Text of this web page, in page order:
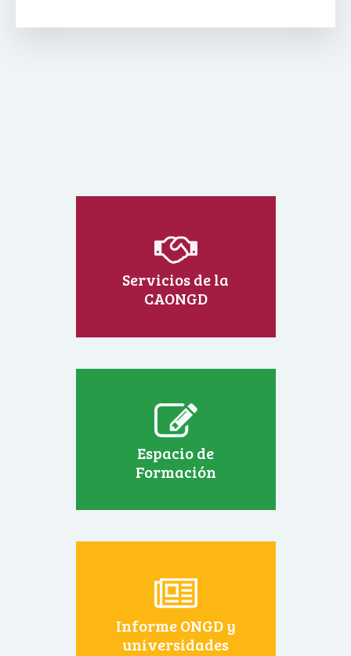
Servicios de la
CAONGD
Espacio de
Formación
Informe ONGD y
universidades